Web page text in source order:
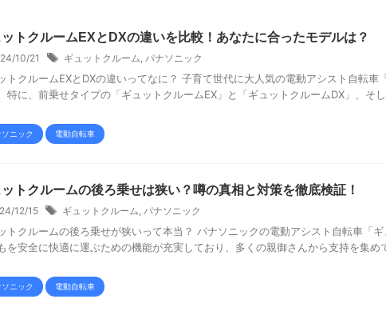
トクルームEXとDXの違いを比較！あなたに合ったモデルは？
10/21 ギュットクルーム, パナソニック
トクルームEXとDXの違いってなに？ 子育て世代に大人気の電動アシスト自転車
特に、前乗せタイプの「ギュットクルームEX」と「ギュットクルームDX」、そ
ソニック 電動自転車
トクルームの後ろ乗せは狭い？噂の真相と対策を徹底検証！
12/15 ギュットクルーム, パナソニック
トクルームの後ろ乗せが狭いって本当？ パナソニックの電動アシスト自転車「ギ
を安全に快適に運ぶための機能が充実しており、多くの親御さんから支持を集め
ソニック 電動自転車